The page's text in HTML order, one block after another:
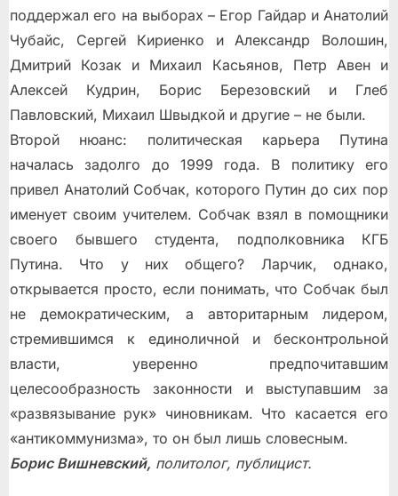
поддержал его на выборах – Егор Гайдар и Анатолий
Чубайс, Сергей Кириенко и Александр Волошин,
Дмитрий Козак и Михаил Касьянов, Петр Авен и
Алексей Кудрин, Борис Березовский и Глеб
Павловский, Михаил Швыдкой и другие – не были.
Второй нюанс: политическая карьера Путина
началась задолго до 1999 года. В политику его
привел Анатолий Собчак, которого Путин до сих пор
именует своим учителем. Собчак взял в помощники
своего бывшего студента, подполковника КГБ
Путина. Что у них общего? Ларчик, однако,
открывается просто, если понимать, что Собчак был
не демократическим, а авторитарным лидером,
стремившимся к единоличной и бесконтрольной
власти, уверенно предпочитавшим
целесообразность законности и выступавшим за
«развязывание рук» чиновникам. Что касается его
«антикоммунизма», то он был лишь словесным.
Борис Вишневский, политолог, публицист.